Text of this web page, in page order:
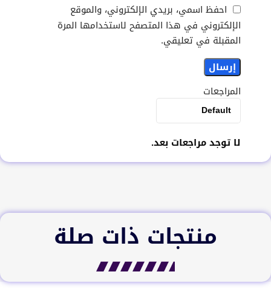
المراجعات
لا توجد مراجعات بعد.
احفظ اسمي، بريدي الإلكتروني، والموقع
الإلكتروني في هذا المتصفح لاستخدامها المرة
المقبلة في تعليقي.
منتجات ذات صلة